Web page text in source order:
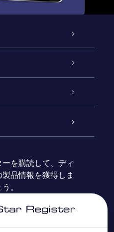
Page
を購読して、ディ
品情報を獲得しま
。